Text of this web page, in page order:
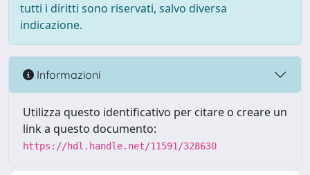
tutti i diritti sono riservati, salvo diversa
indicazione.
Informazioni
Utilizza questo identificativo per citare o creare un
link a questo documento:
https://hdl.handle.net/11591/328630